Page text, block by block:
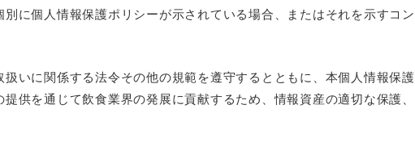
に個人情報保護ポリシーが示されている場合、またはそれを示すコ
いに関係する法令その他の規範を遵守するとともに、本個人情報保
供を通じて飲食業界の発展に貢献するため、情報資産の適切な保護